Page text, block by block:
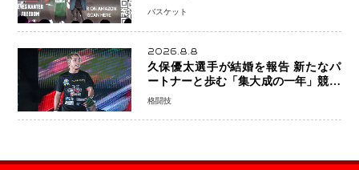
ーがWNBAドラフト参戦を表明「参加
の背景に女子スポーツを巡る議論
バスケット
2026.8.8
久保優太選手が結婚を報告 新たなパ
ートナーと歩む「集大成の一年」競技
生活を支える存在に感謝
格闘技